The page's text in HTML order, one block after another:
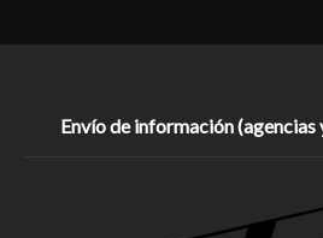
Envío de información (agencias